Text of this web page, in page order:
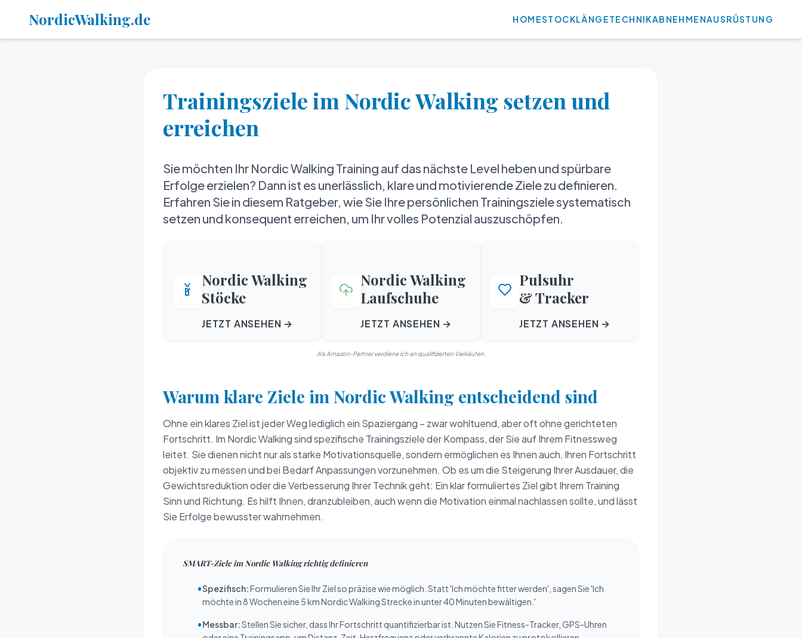
NordicWalking.de HOMESTOCKLÄNGETECHNIKABNEHMENAUSRÜSTUNG
Trainingsziele im Nordic Walking setzen und
erreichen
Sie möchten Ihr Nordic Walking Training auf das nächste Level heben und spürbare
Erfolge erzielen? Dann ist es unerlässlich, klare und motivierende Ziele zu definieren.
Erfahren Sie in diesem Ratgeber, wie Sie Ihre persönlichen Trainingsziele systematisch
setzen und konsequent erreichen, um Ihr volles Potenzial auszuschöpfen.
Nordic Walking
Stöcke
JETZT ANSEHEN →
Nordic Walking
Laufschuhe
JETZT ANSEHEN →
Pulsuhr
& Tracker
JETZT ANSEHEN →
Als Amazon-Partner verdiene ich an qualifizierten Verkäufen.
Warum klare Ziele im Nordic Walking entscheidend sind
Ohne ein klares Ziel ist jeder Weg lediglich ein Spaziergang – zwar wohltuend, aber oft ohne gerichteten
Fortschritt. Im Nordic Walking sind spezifische Trainingsziele der Kompass, der Sie auf Ihrem Fitnessweg
leitet. Sie dienen nicht nur als starke Motivationsquelle, sondern ermöglichen es Ihnen auch, Ihren Fortschritt
objektiv zu messen und bei Bedarf Anpassungen vorzunehmen. Ob es um die Steigerung Ihrer Ausdauer, die
Gewichtsreduktion oder die Verbesserung Ihrer Technik geht: Ein klar formuliertes Ziel gibt Ihrem Training
Sinn und Richtung. Es hilft Ihnen, dranzubleiben, auch wenn die Motivation einmal nachlassen sollte, und lässt
Sie Erfolge bewusster wahrnehmen.
SMART-Ziele im Nordic Walking richtig definieren
•Spezifisch:Formulieren Sie Ihr Ziel so präzise wie möglich. Statt 'Ich möchte fitter werden', sagen Sie 'Ich
möchte in 8 Wochen eine 5 km Nordic Walking Strecke in unter 40 Minuten bewältigen.'
•Messbar:Stellen Sie sicher, dass Ihr Fortschritt quantifizierbar ist. Nutzen Sie Fitness-Tracker, GPS-Uhren